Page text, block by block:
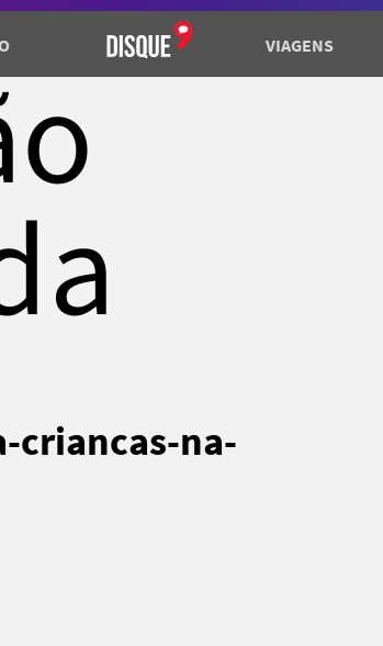
VIAGENS
na-